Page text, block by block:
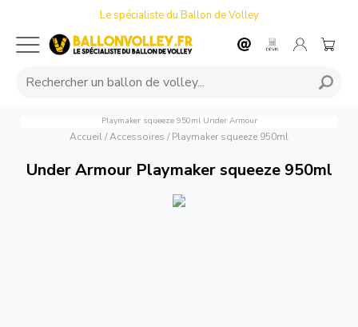
Le spécialiste du Ballon de Volley
Playmaker squeeze 950ml Under Armour
Accueil/Accessoires / Playmaker squeeze 950ml
Under Armour Playmaker squeeze 950ml